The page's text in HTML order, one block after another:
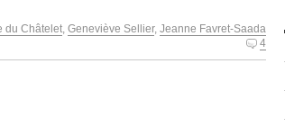
du Châtelet, Geneviève Sellier, Jeanne Favret-Saada
4